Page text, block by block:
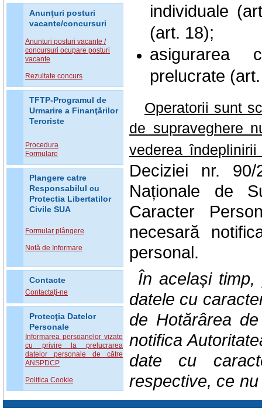
Anunţuri posturi
vacante/concursuri
Anunturi posturi vacante /
concursuri ocupare posturi
vacante
Rezultate concurs
TFTP-Programul de
Urmarire a Finanţărilor
Teroriste
Procedura
Formulare
Plangere catre
Responsabilul cu
Protectia Libertatilor
Civile SUA
Formular plângere
Notă de Informare
Contacte
Contactaţi-ne
Protecţia Datelor
Personale
Informarea persoanelor vizate
cu privire la prelucrarea
datelor personale de către
ANSPDCP
Politica Cookie
individuale
(art. 18);
asigurarea
prelucrate
Operatorii sunt
de supraveghere
vederea
Deciziei nr. 90/
Naționale de
Caracter
necesară
personal.
În același
datele cu
de Hotărârea
notifica
date cu
respective, ce
la obligația